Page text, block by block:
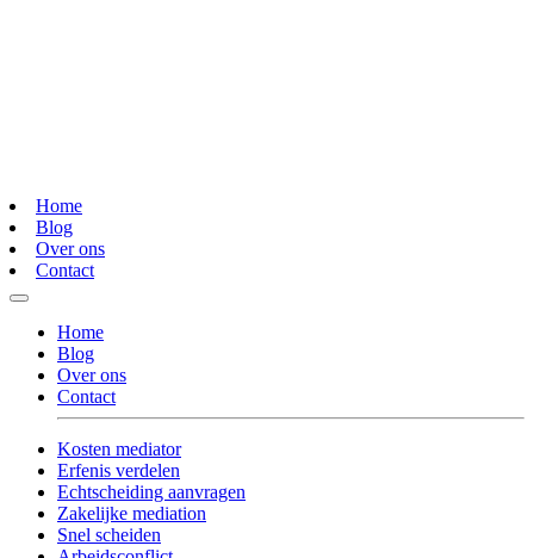
Home
Blog
Over ons
Contact
Home
Blog
Over ons
Contact
Kosten mediator
Erfenis verdelen
Echtscheiding aanvragen
Zakelijke mediation
Snel scheiden